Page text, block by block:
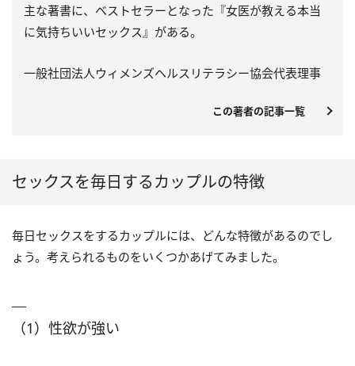
主な著書に、ベストセラーとなった『女医が教える本当
に気持ちいいセックス』がある。
一般社団法人ウィメンズヘルスリテラシー協会代表理事
この著者の記事一覧
セックスを毎日するカップルの特徴
毎日セックスをするカップルには、どんな特徴があるのでし
ょう。考えられるものをいくつかあげてみました。
（1）性欲が強い